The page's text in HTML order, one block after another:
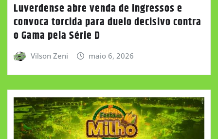
Luverdense abre venda de ingressos e
convoca torcida para duelo decisivo contra
o Gama pela Série D
Vilson Zeni maio 6, 2026